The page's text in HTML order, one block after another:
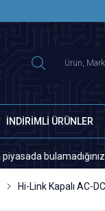
İNDİRİMLİ ÜRÜNLER
her
Hi-Link Kapalı AC-